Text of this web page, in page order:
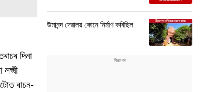
দিনা
বাচন-
উমানন্দ দেৱালয় কোনে নিৰ্মাণ কৰিছিল